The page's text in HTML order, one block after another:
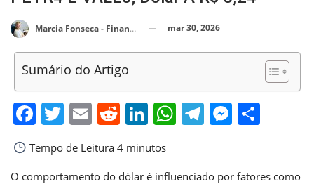
Marcia Fonseca - Financial Consultant mar 30, 2026
Sumário do Artigo
Facebook
Twitter
EmailReddit
LinkedIn
WhatsApp
Telegram
Tempo de Leitura 4 minutos
O comportamento do dólar é influenciado por fatores como